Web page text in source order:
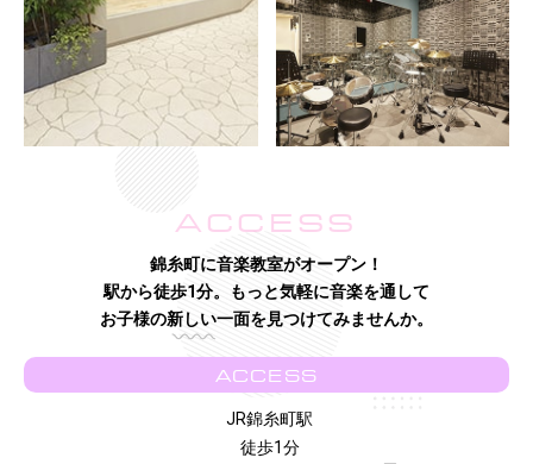
ACCESS
錦糸町に音楽教室がオープン！
駅から徒歩1分。もっと気軽に音楽を通して
お子様の新しい一面を見つけてみませんか。
ACCESS
JR錦糸町駅
徒歩1分